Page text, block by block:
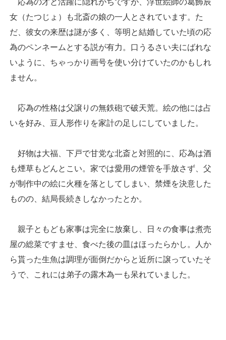
応為の才と活躍に隠れがちですが、浮世絵師の葛飾辰
女（たつじょ）も北斎の娘の一人とされています。た
だ、彼女の来歴は謎が多く、等明と結婚していた頃の応
為のペンネームとする説が有力。口うるさい夫にばれな
いように、ちゃっかり画号を使い分けていたのかもしれ
ません。
応為の性格は父譲りの無鉄砲で破天荒。絵の他には占
いを好み、豆人形作りを家計の足しにしていました。
好物は大福、下戸で甘党な北斎と対照的に、応為は酒
も煙草もどんとこい。家では愛用の煙管を手放さず、父
が制作中の絵に火種を落としてしまい、禁煙を決意した
ものの、結局長続きしなかったとか。
親子ともども家事は完全に放棄し、日々の食事は煮売
屋の総菜ですませ、食べた後の皿はほったらかし。人か
ら貰った生魚は調理が面倒だからと近所に譲っていたそ
うで、これには弟子の露木為一も呆れていました。